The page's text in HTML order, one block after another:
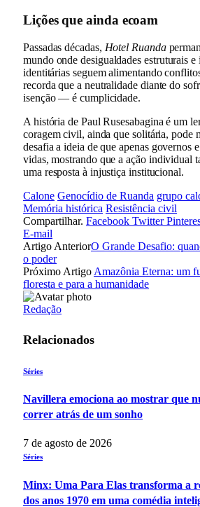
Lições que ainda ecoam
Passadas décadas, Hotel Ruanda
mundo onde desigualdades estruturais e
identitárias seguem alimentando
recorda que a neutralidade diante do
isenção — é cumplicidade.
A história de Paul Rusesabagina é um
coragem civil, ainda que solitária, pode
desafia a ideia de que apenas governos
vidas, mostrando que a ação individual
uma resposta à injustiça institucional.
Calone Genocídio de Ruanda grupo
Memória histórica Resistência civil
Compartilhar. Facebook Twitter
E-mail
Artigo AnteriorO Grande Desafio:
o poder
Próximo Artigo Amazônia Eterna: um
floresta e para a humanidade
Redação
Relacionados
Séries
Navillera emociona ao mostrar que
correr atrás de um sonho
7 de agosto de 2026
Séries
Minx: Uma Para Elas transforma a
dos anos 1970 em uma comédia